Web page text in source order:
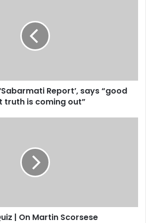
Report’, says “good
truth is coming out”
| On Martin Scorsese